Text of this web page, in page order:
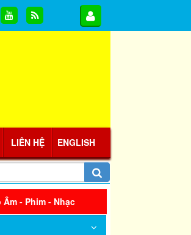
LIÊN HỆ ENGLISH
Âm - Phim - Nhạc